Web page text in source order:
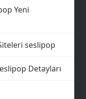
Yeni
seslipop
Detayları